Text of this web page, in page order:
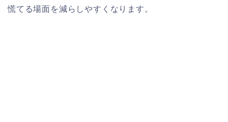
慌てる場面を減らしやすくなります。